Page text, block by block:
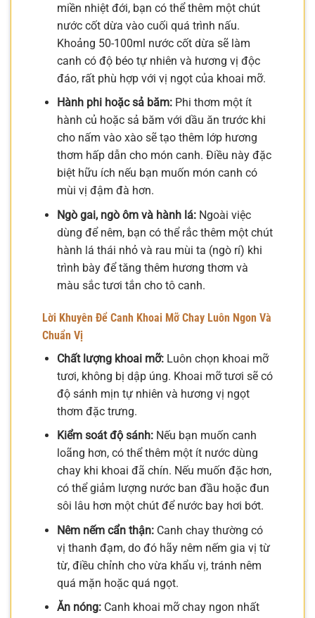
miền nhiệt đới, bạn có thể thêm một chút
nước cốt dừa vào cuối quá trình nấu.
Khoảng 50-100ml nước cốt dừa sẽ làm
canh có độ béo tự nhiên và hương vị độc
đáo, rất phù hợp với vị ngọt của khoai mỡ.
Hành phi hoặc sả băm:Phi thơm một ít
hành củ hoặc sả băm với dầu ăn trước khi
cho nấm vào xào sẽ tạo thêm lớp hương
thơm hấp dẫn cho món canh. Điều này đặc
biệt hữu ích nếu bạn muốn món canh có
mùi vị đậm đà hơn.
Ngò gai, ngò ôm và hành lá:Ngoài việc
dùng để nêm, bạn có thể rắc thêm một chút
hành lá thái nhỏ và rau mùi ta (ngò rí) khi
trình bày để tăng thêm hương thơm và
màu sắc tươi tắn cho tô canh.
Lời Khuyên Để Canh Khoai Mỡ Chay Luôn Ngon Và
Chuẩn Vị
Chất lượng khoai mỡ:Luôn chọn khoai mỡ
tươi, không bị dập úng. Khoai mỡ tươi sẽ có
độ sánh mịn tự nhiên và hương vị ngọt
thơm đặc trưng.
Kiểm soát độ sánh:Nếu bạn muốn canh
loãng hơn, có thể thêm một ít nước dùng
chay khi khoai đã chín. Nếu muốn đặc hơn,
có thể giảm lượng nước ban đầu hoặc đun
sôi lâu hơn một chút để nước bay hơi bớt.
Nêm nếm cẩn thận:Canh chay thường có
vị thanh đạm, do đó hãy nêm nếm gia vị từ
từ, điều chỉnh cho vừa khẩu vị, tránh nêm
quá mặn hoặc quá ngọt.
Ăn nóng:Canh khoai mỡ chay ngon nhất